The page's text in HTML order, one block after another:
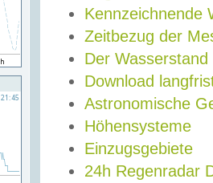
Kennzeichnende
Zeitbezug der
Der Wasserstand
Download
Astronomische
Höhensysteme
Einzugsgebiete
24h Regenradar